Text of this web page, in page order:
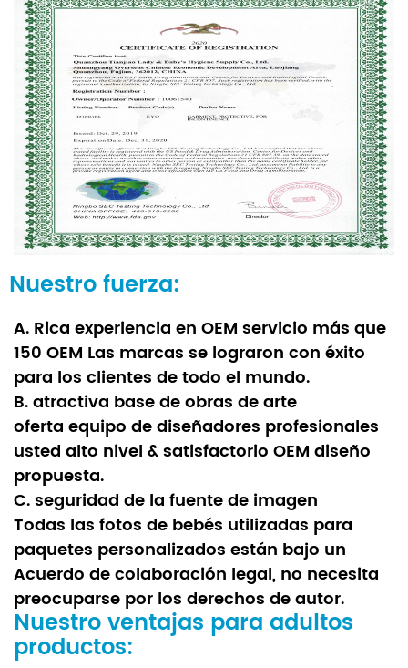
Nuestro fuerza:
A. Rica experiencia en OEM servicio más que
150 OEM Las marcas se lograron con éxito
para los clientes de todo el mundo.
B. atractiva base de obras de arte
oferta equipo de diseñadores profesionales
usted alto nivel & satisfactorio OEM diseño
propuesta.
C. seguridad de la fuente de imagen
Todas las fotos de bebés utilizadas para
paquetes personalizados están bajo un
Acuerdo de colaboración legal, no necesita
preocuparse por los derechos de autor.
Nuestro ventajas para adultos
productos: